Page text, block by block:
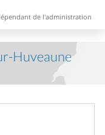
de l'administration
Huveaune